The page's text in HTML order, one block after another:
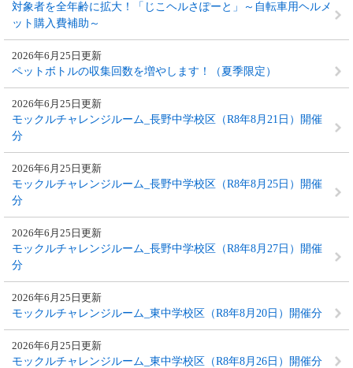
対象者を全年齢に拡大！「じこヘルさぽーと」～自転車用ヘルメ
ット購入費補助～
ペットボトルの収集回数を増やします！（夏季限定）
2026年6月25日更新
モックルチャレンジルーム_長野中学校区（R8年8月21日）開催
分
2026年6月25日更新
モックルチャレンジルーム_長野中学校区（R8年8月25日）開催
分
2026年6月25日更新
モックルチャレンジルーム_長野中学校区（R8年8月27日）開催
分
2026年6月25日更新
モックルチャレンジルーム_東中学校区（R8年8月20日）開催分
2026年6月25日更新
モックルチャレンジルーム_東中学校区（R8年8月26日）開催分
2026年6月25日更新